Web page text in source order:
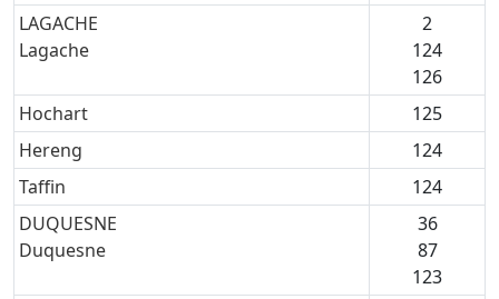
LAGACHE
Lagache
2
124
126
Hochart
125
Hereng
124
Taffin
124
DUQUESNE
Duquesne
36
87
123